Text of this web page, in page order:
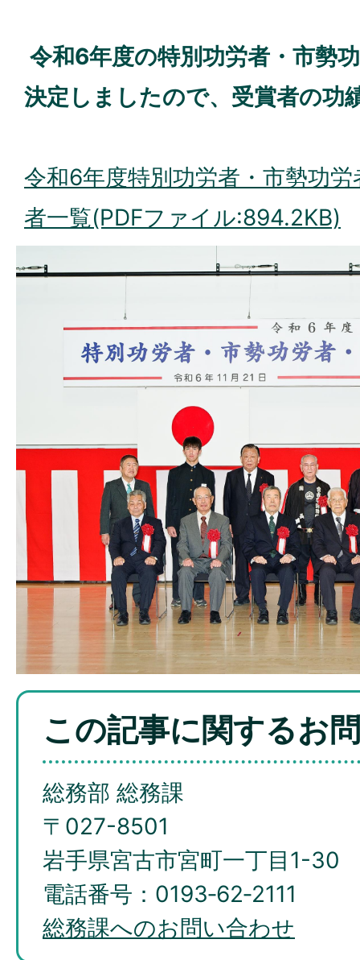
令和6年度の特別功労者・市勢
決定しましたので、受賞者の功
令和6年度特別功労者・市勢功
者一覧(PDFファイル:894.2KB)
この記事に関するお
総務部 総務課
〒027-8501
岩手県宮古市宮町一丁目1-30
電話番号：0193‐62‐2111
総務課へのお問い合わせ